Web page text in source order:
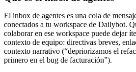
El inbox de agentes es una cola de
conectados a tu workspace de Dailybot.
colaborar en ese workspace puede dejar
contexto de equipo: directivas breves,
contexto narrativo (“depriorizamos el
primero en el bug de facturación”).